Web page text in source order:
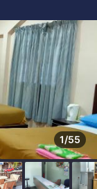
1/55